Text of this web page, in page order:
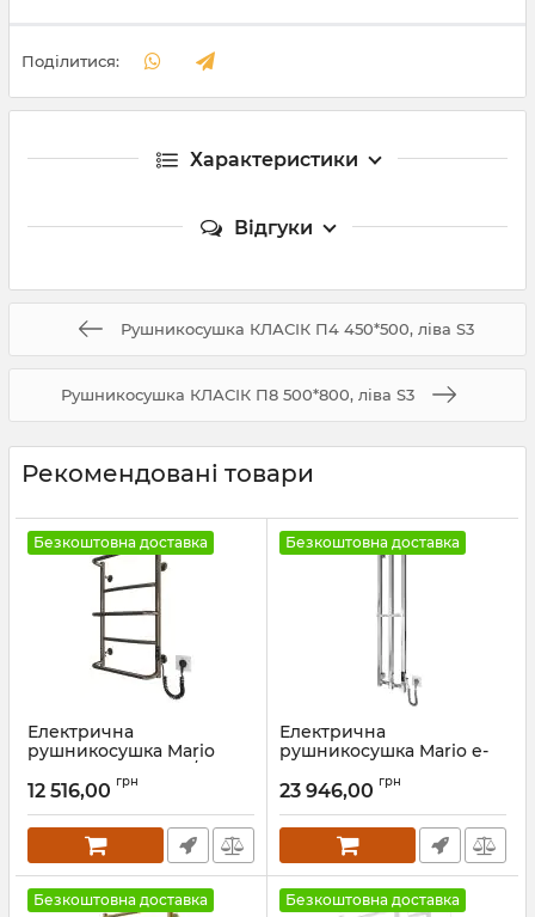
Поділитися:
Характеристики
Відгуки
Рушникосушка КЛАСІК П4 450*500, ліва S3
Рушникосушка КЛАСІК П8 500*800, ліва S3
Рекомендовані товари
Безкоштовна доставка
Електрична
рушникосушка Mario
Люкс НР-І 650х430/150 TR
К бронза
Артикул:2.3.0313.10.P-br
12 516,00 грн
Безкоштовна доставка
Електрична
рушникосушка Mario e-
2.0 K золото сатин
Артикул:2.13.052730.P-GS
23 946,00 грн
Безкоштовна доставка
Безкоштовна доставка